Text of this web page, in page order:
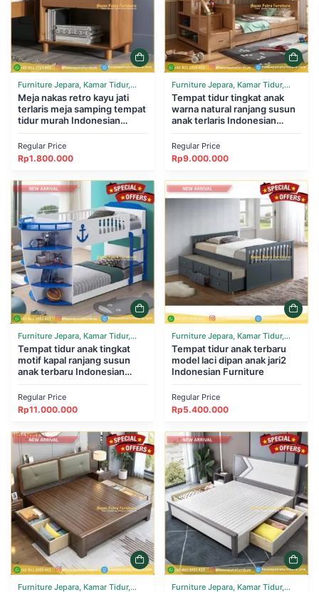
Furniture Jepara, Kamar Tidur,
Tempat Tidur
Meja nakas retro kayu jati
terlaris meja samping tempat
tidur murah Indonesian
Regular Price
Rp1.800.000
Furniture Jepara, Kamar Tidur,
Tempat Tidur
Tempat tidur tingkat anak
warna natural ranjang susun
anak terlaris Indonesian
Regular Price
Rp9.000.000
Furniture Jepara, Kamar Tidur,
Tempat Tidur
Tempat tidur anak tingkat
motif kapal ranjang susun
anak terbaru Indonesian
Regular Price
Rp11.000.000
Furniture Jepara, Kamar Tidur,
Tempat Tidur
Tempat tidur anak terbaru
model laci dipan anak jari2
Indonesian Furniture
Regular Price
Rp5.400.000
Furniture Jepara, Kamar Tidur,
Furniture Jepara, Kamar Tidur,